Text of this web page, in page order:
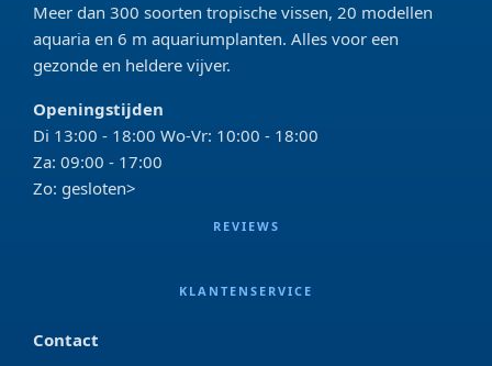
Meer dan 300 soorten tropische vissen, 20 modellen
aquaria en 6 m aquariumplanten. Alles voor een
gezonde en heldere vijver.
Openingstijden
Di 13:00 - 18:00 Wo-Vr: 10:00 - 18:00
Za: 09:00 - 17:00
Zo: gesloten>
REVIEWS
KLANTENSERVICE
Contact